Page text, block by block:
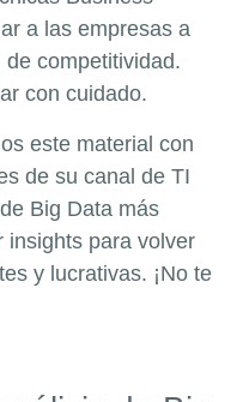
a las empresas a
competitividad.
con cuidado.
este material con
de su canal de TI
Big Data más
insights para volver
y lucrativas. ¡No te